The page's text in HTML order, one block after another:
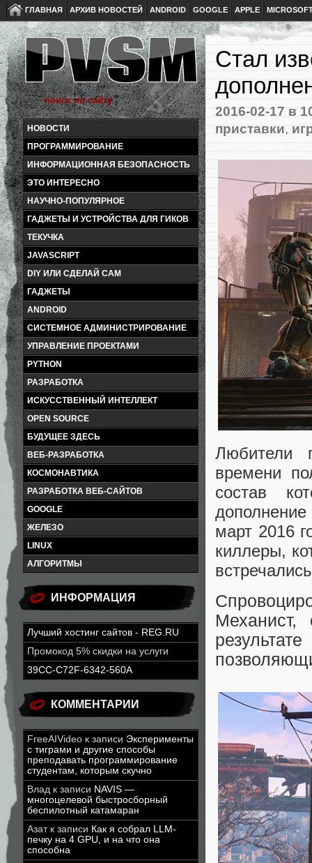
ГЛАВНАЯ АРХИВ НОВОСТЕЙ ANDROID GOOGLE APPLE
НОВОСТИ
ПРОГРАММИРОВАНИЕ
ИНФОРМАЦИОННАЯ БЕЗОПАСНОСТЬ
ЭТО ИНТЕРЕСНО
НАУЧНО-ПОПУЛЯРНОЕ
ГАДЖЕТЫ И УСТРОЙСТВА ДЛЯ ГИКОВ
ТЕКУЧКА
JAVASCRIPT
DIY ИЛИ СДЕЛАЙ САМ
ГАДЖЕТЫ
ANDROID
СИСТЕМНОЕ АДМИНИСТРИРОВАНИЕ
УПРАВЛЕНИЕ ПРОЕКТАМИ
PYTHON
РАЗРАБОТКА
ИСКУССТВЕННЫЙ ИНТЕЛЛЕКТ
OPEN SOURCE
БУДУЩЕЕ ЗДЕСЬ
ВЕБ-РАЗРАБОТКА
КОСМОНАВТИКА
РАЗРАБОТКА ВЕБ-САЙТОВ
GOOGLE
ЖЕЛЕЗО
LINUX
АЛГОРИТМЫ
ИНФОРМАЦИЯ
Лучший хостинг сайтов - REG.RU
Промокод 5% скидки на услуги
39CC-C72F-6342-560A
КОММЕНТАРИИ
FreeAIVideo к записи Эксперименты
с тиграми и другие способы
преподавать программирование
студентам, которым скучно
Влад к записи NAVIS —
многоцелевой быстросборный
беспилотный катамаран
Азатк записи Как я собрал LLM-
печку на 4 GPU, и на что она
способна
Стал
2016-02-17 в
приставки,
Любители
времени
состав
март 2016
киллеры,